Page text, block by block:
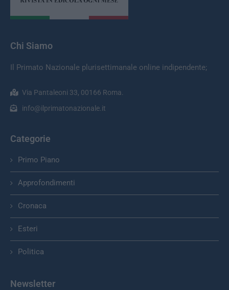
Chi Siamo
Il Primato Nazionale plurisettimanale online indipendente;
Via Pantaleoni 33, 00166 Roma.
info@ilprimatonazionale.it
Categorie
Primo Piano
Approfondimenti
Cronaca
Esteri
Politica
Newsletter